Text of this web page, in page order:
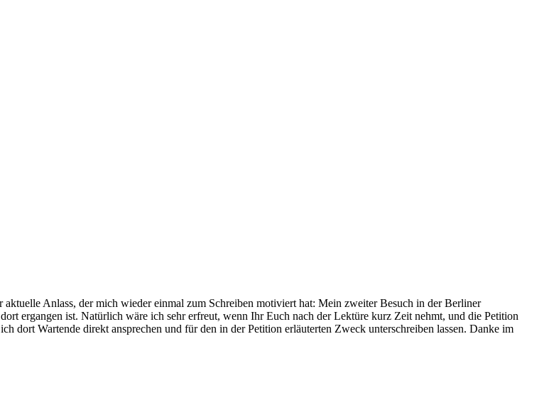
Anlass, der mich wieder einmal zum Schreiben motiviert hat: Mein zweiter Besuch in der Berliner
ergangen ist. Natürlich wäre ich sehr erfreut, wenn Ihr Euch nach der Lektüre kurz Zeit nehmt, und die Petition
dort Wartende direkt ansprechen und für den in der Petition erläuterten Zweck unterschreiben lassen. Danke im